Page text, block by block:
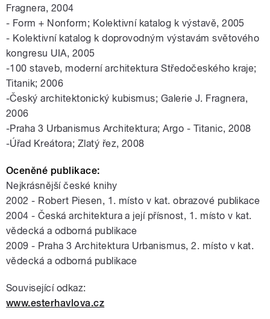
Fragnera, 2004
- Form + Nonform; Kolektivní katalog k výstavě, 2005
- Kolektivní katalog k doprovodným výstavám světového
kongresu UIA, 2005
-100 staveb, moderní architektura Středočeského kraje;
Titanik; 2006
-Český architektonický kubismus; Galerie J. Fragnera,
2006
-Praha 3 Urbanismus Architektura; Argo - Titanic, 2008
-Úřad Kreátora; Zlatý řez, 2008
Oceněné publikace:
Nejkrásnější české knihy
2002 - Robert Piesen, 1. místo v kat. obrazové publikace
2004 - Česká architektura a její přísnost, 1. místo v kat.
vědecká a odborná publikace
2009 - Praha 3 Architektura Urbanismus, 2. místo v kat.
vědecká a odborná publikace
Související odkaz:
www.esterhavlova.cz